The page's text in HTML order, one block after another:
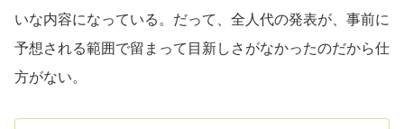
いな内容になっている。だって、全人代の発表が、事前に
予想される範囲で留まって目新しさがなかったのだから仕
方がない。